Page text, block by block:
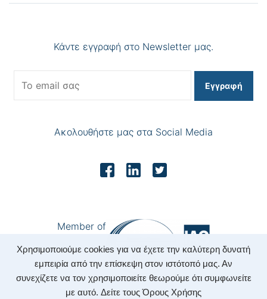
Χρησιμοποιούμε cookies για να έχετε την καλύτερη δυνατή
εμπειρία από την επίσκεψη στον ιστότοπό μας. Αν
συνεχίζετε να τον χρησιμοποιείτε θεωρούμε ότι συμφωνείτε
με αυτό. Δείτε τους Όρους Χρήσης
Κάντε εγγραφή στο Newsletter μας.
Εγγραφή
Ακολουθήστε μας στα Social Media
Member of